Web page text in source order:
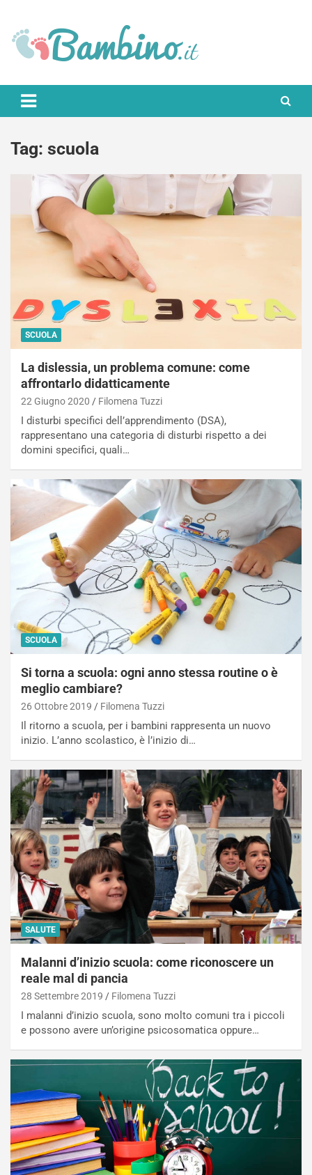
content
Bambino.it
Tag: scuola
SCUOLA
La dislessia, un problema comune: come
affrontarlo didatticamente
22 Giugno 2020 Filomena Tuzzi
I disturbi specifici dell’apprendimento (DSA),
rappresentano una categoria di disturbi rispetto a dei
domini specifici, quali…
SCUOLA
Si torna a scuola: ogni anno stessa routine o è
meglio cambiare?
26 Ottobre 2019 Filomena Tuzzi
Il ritorno a scuola, per i bambini rappresenta un nuovo
inizio. L’anno scolastico, è l’inizio di…
SALUTE
Malanni d’inizio scuola: come riconoscere un
reale mal di pancia
28 Settembre 2019 Filomena Tuzzi
I malanni d’inizio scuola, sono molto comuni tra i piccoli
e possono avere un’origine psicosomatica oppure…